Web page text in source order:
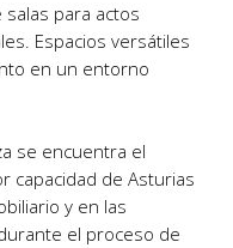
para actos
Espacios versátiles
en un entorno
se encuentra el
capacidad de Asturias
y en las
el proceso de